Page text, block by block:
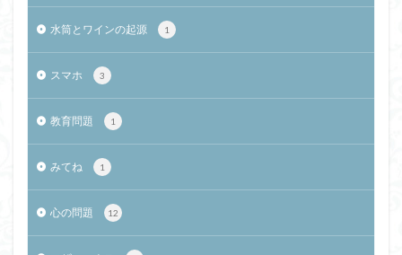
水筒とワインの起源 1
スマホ 3
教育問題 1
みてね 1
心の問題 12